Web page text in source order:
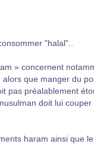
"halal"..
» concernent
que manger du
pas préalablement
doit lui
haram ainsi que